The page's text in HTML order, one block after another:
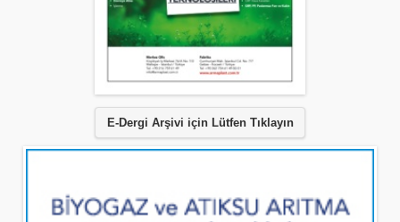
E-Dergi Arşivi için Lütfen Tıklayın